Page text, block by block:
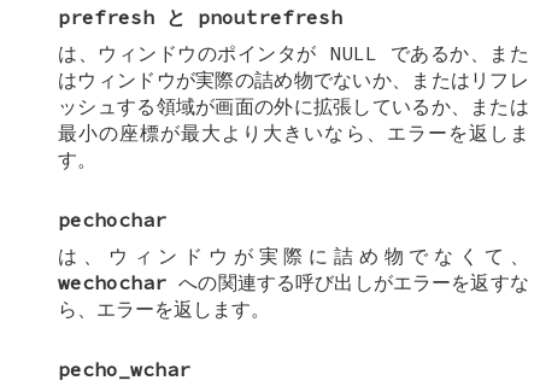
prefresh と pnoutrefresh
は、ウィンドウのポインタが NULL であるか、また
はウィンドウが実際の詰め物でないか、またはリフレ
ッシュする領域が画面の外に拡張しているか、または
最小の座標が最大より大きいなら、エラーを返しま
す。
pechochar
は、ウィンドウが実際に詰め物でなくて、
wechochar への関連する呼び出しがエラーを返すな
ら、エラーを返します。
pecho_wchar